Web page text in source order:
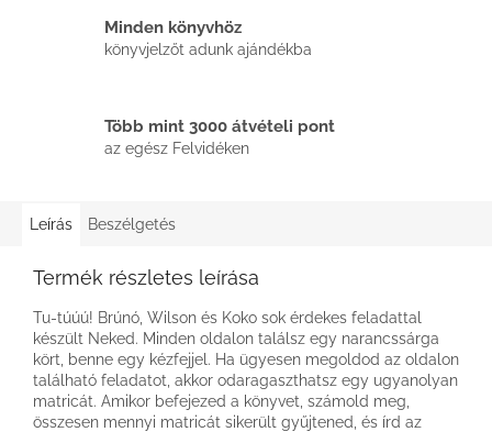
Minden könyvhöz
könyvjelzőt adunk ajándékba
Több mint 3000 átvételi pont
az egész Felvidéken
Leírás Beszélgetés
Termék részletes leírása
Tu-túúú! Brúnó, Wilson és Koko sok érdekes feladattal
készült Neked. Minden oldalon találsz egy narancssárga
kört, benne egy kézfejjel. Ha ügyesen megoldod az oldalon
található feladatot, akkor odaragaszthatsz egy ugyanolyan
matricát. Amikor befejezed a könyvet, számold meg,
összesen mennyi matricát sikerült gyűjtened, és írd az